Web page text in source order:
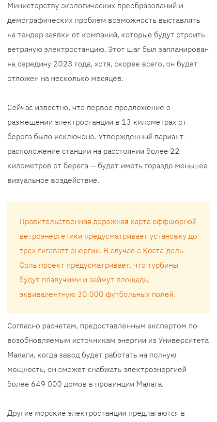
Министерству экологических преобразований и
демографических проблем возможность выставлять
на тендер заявки от компаний, которые будут строить
ветряную электростанцию. Этот шаг был запланирован
на середину 2023 года, хотя, скорее всего, он будет
отложен на несколько месяцев.
Сейчас известно, что первое предложение о
размещении электростанции в 13 километрах от
берега было исключено. Утвержденный вариант —
расположение станции на расстоянии более 22
километров от берега — будет иметь гораздо меньшее
визуальное воздействие.
Правительственная дорожная карта оффшорной
ветроэнергетики предусматривает установку до
трех гигаватт энергии. В случае с Коста-дель-
Соль проект предусматривает, что турбины
будут плавучими и займут площадь,
эквивалентную 30 000 футбольных полей.
Согласно расчетам, предоставленным экспертом по
возобновляемым источникам энергии из Университета
Малаги, когда завод будет работать на полную
мощность, он сможет снабжать электроэнергией
более 649 000 домов в провинции Малага.
Другие морские электростанции предлагаются в